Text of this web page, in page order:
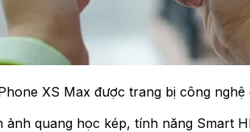
XS Max được trang bị công
quang học kép, tính năng Smart